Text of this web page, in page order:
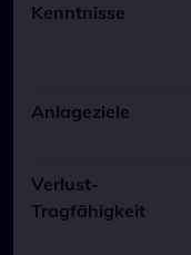
Kenntnisse
Anlageziele
Verlust-
Tragfähigkeit